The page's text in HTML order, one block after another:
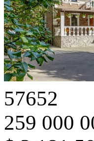
57652
259 000